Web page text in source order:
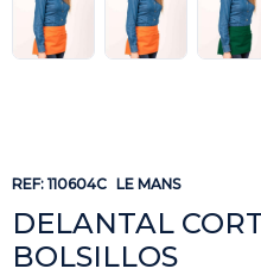
REF: 110604C LE MANS
DELANTAL
BOLSILLOS